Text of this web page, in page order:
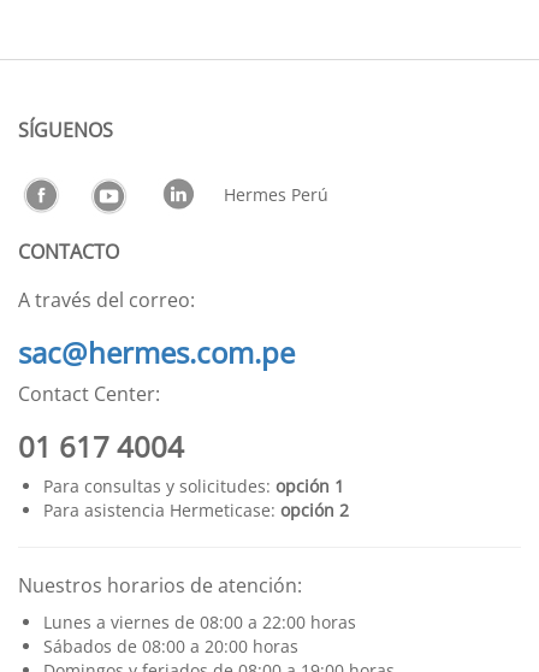
SÍGUENOS
Hermes Perú
CONTACTO
A través del correo:
sac@hermes.com.pe
Contact Center:
01 617 4004
Para consultas y solicitudes: opción 1
Para asistencia Hermeticase: opción 2
Nuestros horarios de atención:
Lunes a viernes de 08:00 a 22:00 horas
Sábados de 08:00 a 20:00 horas